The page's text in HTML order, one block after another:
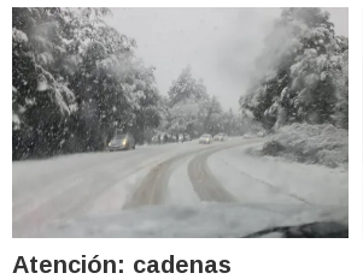
Atención: cadenas